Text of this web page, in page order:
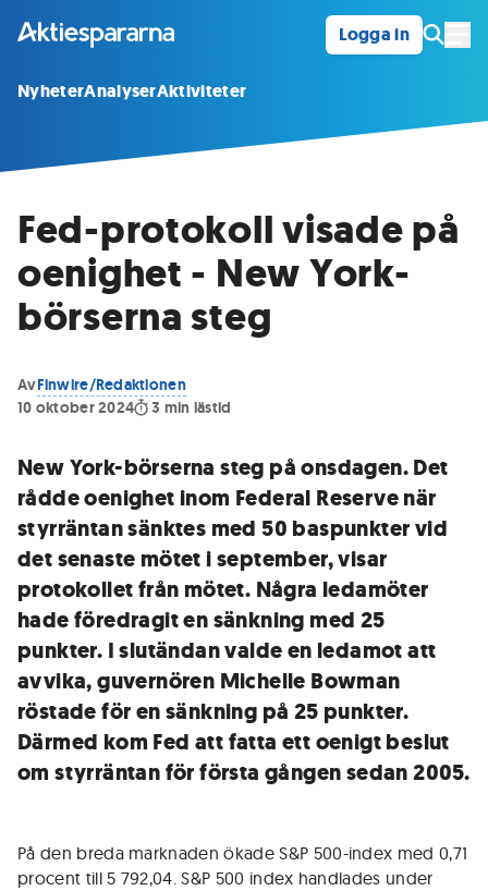
Logga in
NyheterAnalyserAktiviteter
Fed-protokoll visade på
oenighet - New York-
börserna steg
AvFinwire/Redaktionen
10 oktober 2024
3 min lästid
New York-börserna steg på onsdagen. Det
rådde oenighet inom Federal Reserve när
styrräntan sänktes med 50 baspunkter vid
det senaste mötet i september, visar
protokollet från mötet. Några ledamöter
hade föredragit en sänkning med 25
punkter. I slutändan valde en ledamot att
avvika, guvernören Michelle Bowman
röstade för en sänkning på 25 punkter.
Därmed kom Fed att fatta ett oenigt beslut
om styrräntan för första gången sedan 2005.
På den breda marknaden ökade S&P 500-index med 0,71
procent till 5 792,04. S&P 500 index handlades under